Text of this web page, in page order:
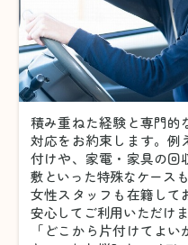
積み重ねた経験と専門的
対応をお約束します。例
付けや、家電・家具の回
敷といった特殊なケース
女性スタッフも在籍して
安心してご利用いただけま
「どこから片付けてよ